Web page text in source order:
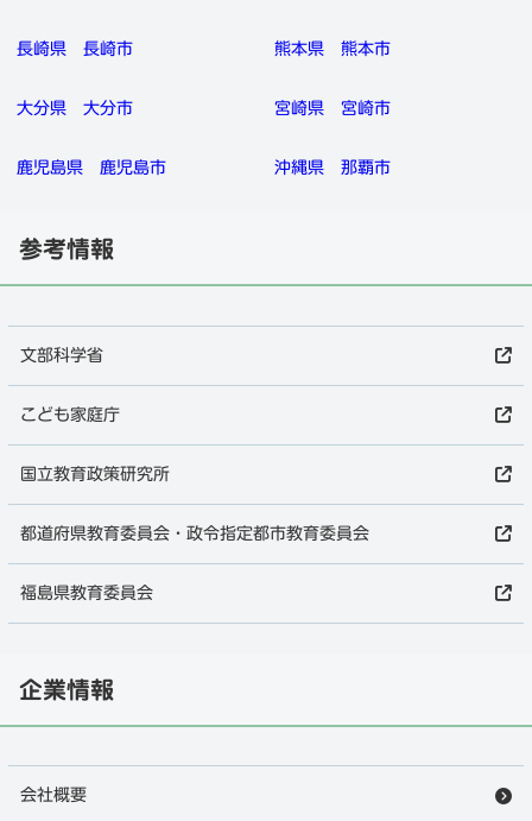
長崎県 長崎市 熊本県 熊本市
大分県 大分市 宮崎県 宮崎市
鹿児島県 鹿児島市 沖縄県 那覇市
参考情報
文部科学省
こども家庭庁
国立教育政策研究所
都道府県教育委員会・政令指定都市教育委員会
福島県教育委員会
企業情報
会社概要